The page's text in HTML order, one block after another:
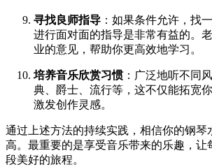
寻找良师指导 ：如果条件允许，找
进行面对面的指导是非常有益的。
业的意见，帮助你更高效地学习。
培养音乐欣赏习惯：广泛地听不同
典、爵士、流行等，这不仅能拓宽
激发创作灵感。
通过上述方法的持续实践，相信你的钢琴
高。最重要的是享受音乐带来的乐趣，让
段美好的旅程。